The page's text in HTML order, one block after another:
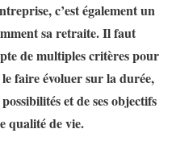
c’est également un
sa retraite. Il faut
de multiples critères pour
faire évoluer sur la durée,
et de ses objectifs
qualité de vie.